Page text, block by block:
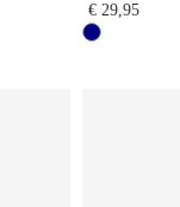
€ 29,95